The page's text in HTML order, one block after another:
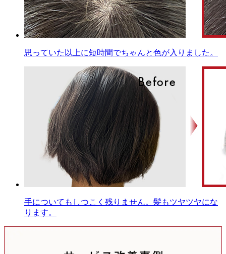
思っていた以上に短時間でちゃんと色が入りました。
手についてもしつこく残りません。髪もツヤツヤにな
ります。